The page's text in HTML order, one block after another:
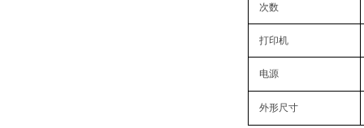
次数
打印机
电源
外形尺寸